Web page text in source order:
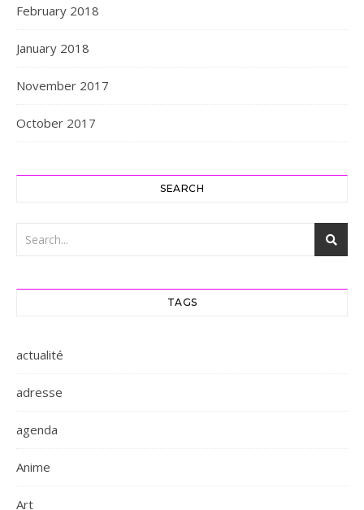
February 2018
January 2018
November 2017
October 2017
SEARCH
TAGS
actualité
adresse
agenda
Anime
Art